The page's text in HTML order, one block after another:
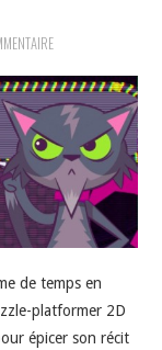
de temps en
platformer 2D
épicer son récit